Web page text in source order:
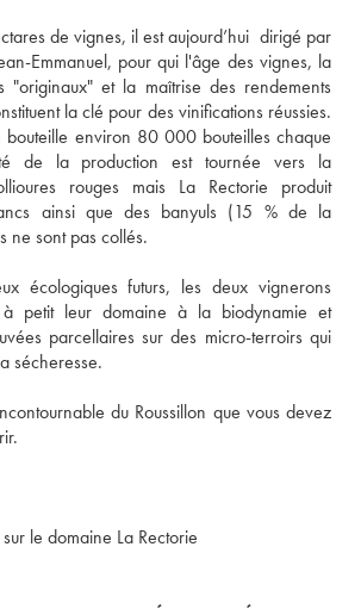
de vignes, il est aujourd’hui  dirigé par
Emmanuel, pour qui l'âge des vignes, la
"originaux" et la maîtrise des rendements
la clé pour des vinifications réussies.
bouteille environ 80 000 bouteilles chaque
de la production est tournée vers la
rouges mais La Rectorie produit
ainsi que des banyuls (15 % de la
ne sont pas collés.
écologiques futurs, les deux vignerons
à petit leur domaine à la biodynamie et
parcellaires sur des micro-terroirs qui
sécheresse.
du Roussillon que vous devez
le domaine La Rectorie